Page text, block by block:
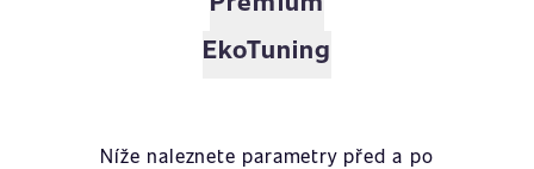
EkoTuning
Níže naleznete parametry před a po